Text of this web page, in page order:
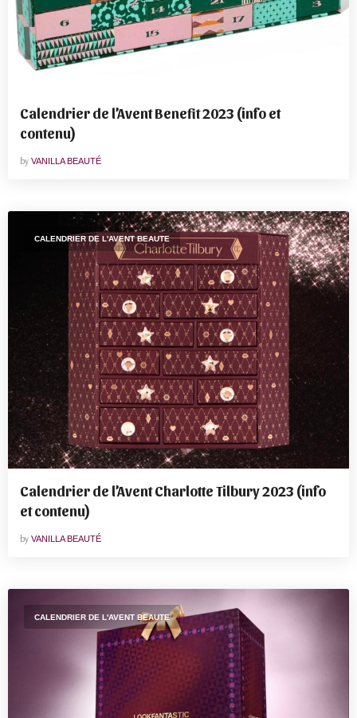
Calendrier de l’Avent Benefit 2023 (info et
contenu)
by VANILLA BEAUTÉ
CALENDRIER DE L'AVENT BEAUTE
Calendrier de l’Avent Charlotte Tilbury 2023 (info
et contenu)
by VANILLA BEAUTÉ
CALENDRIER DE L'AVENT BEAUTE